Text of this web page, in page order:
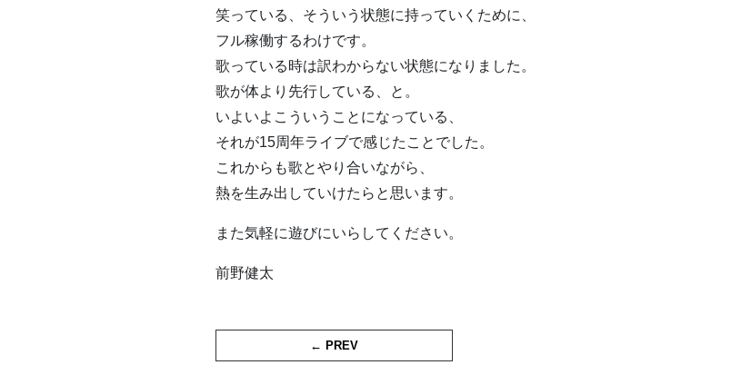
笑っている、そういう状態に持っていくために、
フル稼働するわけです。
歌っている時は訳わからない状態になりました。
歌が体より先行している、と。
いよいよこういうことになっている、
それが15周年ライブで感じたことでした。
これからも歌とやり合いながら、
熱を生み出していけたらと思います。
また気軽に遊びにいらしてください。
前野健太
← PREV